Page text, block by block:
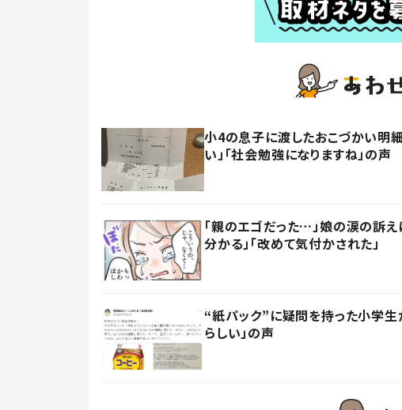
小4の息子に渡したおこづかい明
い」「社会勉強になりますね」の声
「親のエゴだった…」娘の涙の訴
分かる」「改めて気付かされた」
“紙パック”に疑問を持った小学
らしい」の声